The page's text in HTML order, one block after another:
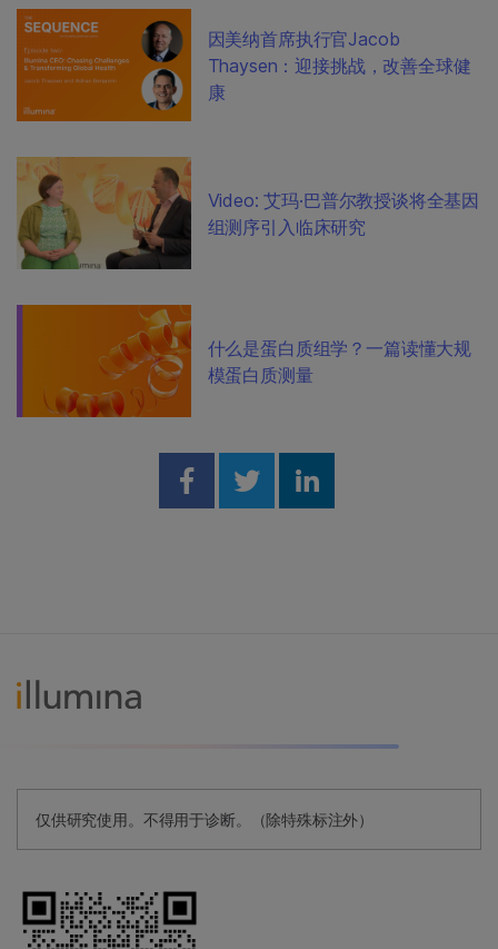
因美纳首席执行官Jacob
Thaysen：迎接挑战，改善全球健
康
Video: 艾玛·巴普尔教授谈将全基因
组测序引入临床研究
什么是蛋白质组学？一篇读懂大规
模蛋白质测量
Share on Facebook
Share on Twitter
Share on
仅供研究使用。不得用于诊断。（除特殊标注外）